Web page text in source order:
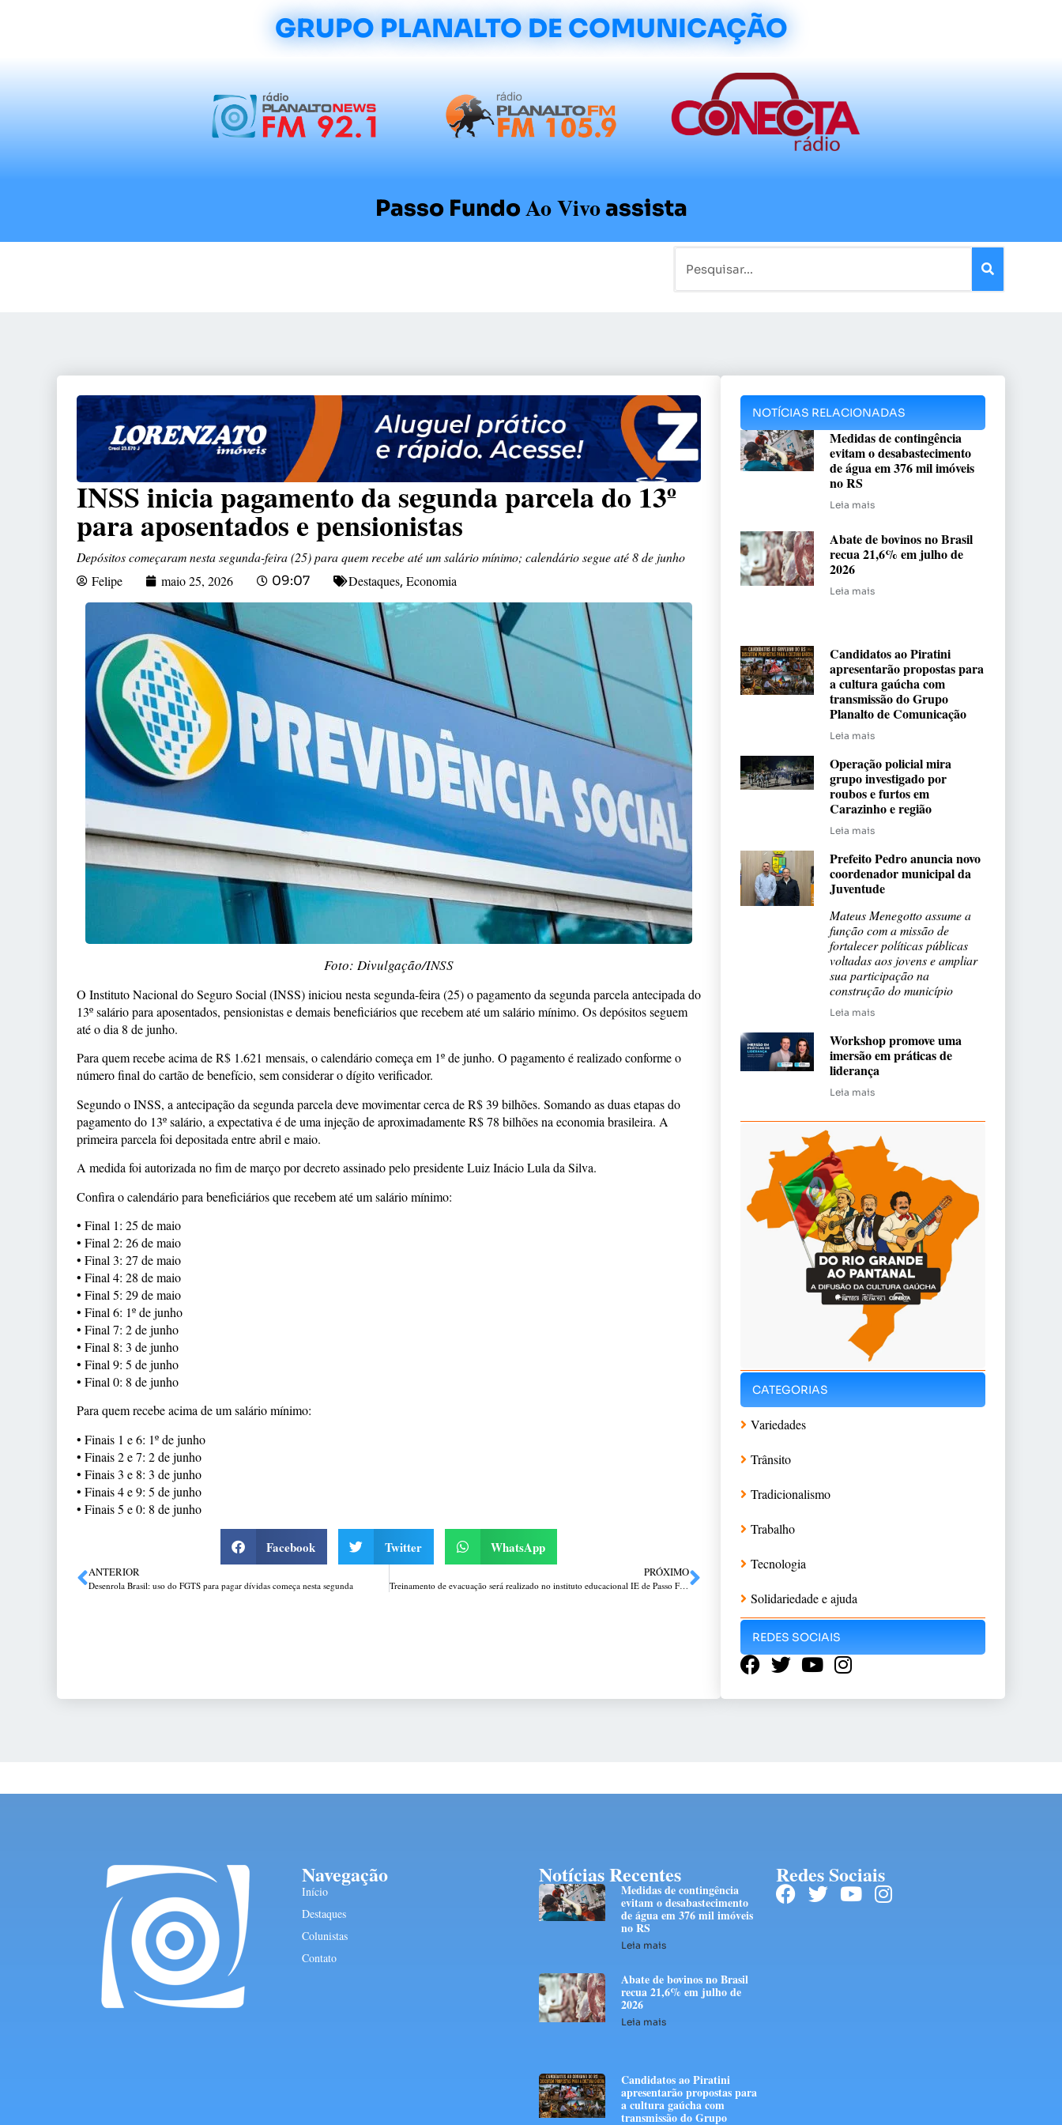
GRUPO PLANALTO DE COMUNICAÇÃO
Passo FundoAo Vivoassista
INSS inicia pagamento da segunda parcela do 13º
para aposentados e pensionistas
Depósitos começaram nesta segunda-feira (25) para quem recebe até um salário mínimo; calendário segue até 8 de junho
Felipe
maio 25, 2026 09:07 Destaques, Economia
Foto: Divulgação/INSS
O Instituto Nacional do Seguro Social (INSS) iniciou nesta segunda-feira (25) o pagamento da segunda parcela antecipada do
13º salário para aposentados, pensionistas e demais beneficiários que recebem até um salário mínimo. Os depósitos seguem
até o dia 8 de junho.
Para quem recebe acima de R$ 1.621 mensais, o calendário começa em 1º de junho. O pagamento é realizado conforme o
número final do cartão de benefício, sem considerar o dígito verificador.
Segundo o INSS, a antecipação da segunda parcela deve movimentar cerca de R$ 39 bilhões. Somando as duas etapas do
pagamento do 13º salário, a expectativa é de uma injeção de aproximadamente R$ 78 bilhões na economia brasileira. A
primeira parcela foi depositada entre abril e maio.
A medida foi autorizada no fim de março por decreto assinado pelo presidenteLuiz Inácio Lula da Silva.
Confira o calendário para beneficiários que recebem até um salário mínimo:
• Final 1: 25 de maio
• Final 2: 26 de maio
• Final 3: 27 de maio
• Final 4: 28 de maio
• Final 5: 29 de maio
• Final 6: 1º de junho
• Final 7: 2 de junho
• Final 8: 3 de junho
• Final 9: 5 de junho
• Final 0: 8 de junho
Para quem recebe acima de um salário mínimo:
• Finais 1 e 6: 1º de junho
• Finais 2 e 7: 2 de junho
• Finais 3 e 8: 3 de junho
• Finais 4 e 9: 5 de junho
• Finais 5 e 0: 8 de junho
Facebook Twitter WhatsApp
ANTERIOR
Desenrola Brasil: uso do FGTS para pagar dívidas começa nesta segunda
PRÓXIMO
Treinamento de evacuação será realizado no instituto educacional IE de Passo Fundo
NOTÍCIAS RELACIONADAS
Medidas de contingência
evitam o desabastecimento
de água em 376 mil imóveis
no RS
Leia mais
Abate de bovinos no Brasil
recua 21,6% em julho de
2026
Leia mais
Candidatos ao Piratini
apresentarão propostas para
a cultura gaúcha com
transmissão do Grupo
Planalto de Comunicação
Leia mais
Operação policial mira
grupo investigado por
roubos e furtos em
Carazinho e região
Leia mais
Prefeito Pedro anuncia novo
coordenador municipal da
Juventude
Mateus Menegotto assume a
função com a missão de
fortalecer políticas públicas
voltadas aos jovens e ampliar
sua participação na
construção do município
Leia mais
Workshop promove uma
imersão em práticas de
liderança
Leia mais
CATEGORIAS
Variedades
Trânsito
Tradicionalismo
Trabalho
Tecnologia
Solidariedade e ajuda
REDES SOCIAIS
Navegação
Início
Destaques
Colunistas
Contato
Notícias Recentes
Medidas de contingência
evitam o desabastecimento
de água em 376 mil imóveis
no RS
Leia mais
Abate de bovinos no Brasil
recua 21,6% em julho de
2026
Leia mais
Candidatos ao Piratini
apresentarão propostas para
a cultura gaúcha com
transmissão do Grupo
Redes Sociais